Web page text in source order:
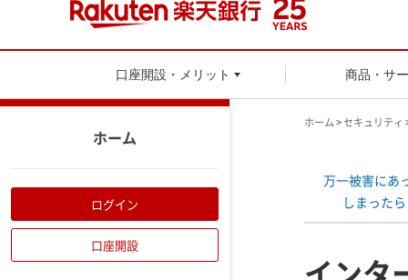
口座開設・メリット 商品・サ
ホーム
ログイン
口座開設
ホーム>セキュリティ
万一被害にあ
しまったら